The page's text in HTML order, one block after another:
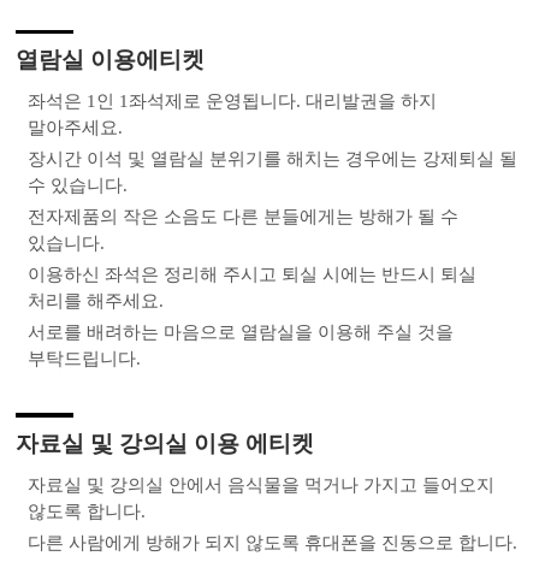
열람실 이용에티켓
좌석은 1인 1좌석제로 운영됩니다. 대리발권을 하지
말아주세요.
장시간 이석 및 열람실 분위기를 해치는 경우에는 강제퇴실 될
수 있습니다.
전자제품의 작은 소음도 다른 분들에게는 방해가 될 수
있습니다.
이용하신 좌석은 정리해 주시고 퇴실 시에는 반드시 퇴실
처리를 해주세요.
서로를 배려하는 마음으로 열람실을 이용해 주실 것을
부탁드립니다.
자료실 및 강의실 이용 에티켓
자료실 및 강의실 안에서 음식물을 먹거나 가지고 들어오지
않도록 합니다.
다른 사람에게 방해가 되지 않도록 휴대폰을 진동으로 합니다.